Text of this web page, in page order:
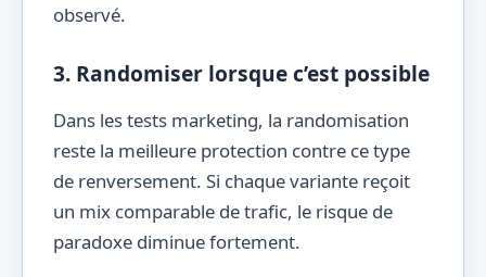
observé.
3. Randomiser lorsque c’est possible
Dans les tests marketing, la randomisation
reste la meilleure protection contre ce type
de renversement. Si chaque variante reçoit
un mix comparable de trafic, le risque de
paradoxe diminue fortement.